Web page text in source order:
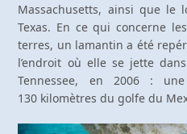
Massachusetts, ainsi que
Texas. En ce qui concerne
terres, un lamantin a été
l’endroit où elle se jette
Tennessee, en 2006 :
130 kilomètres du golfe du